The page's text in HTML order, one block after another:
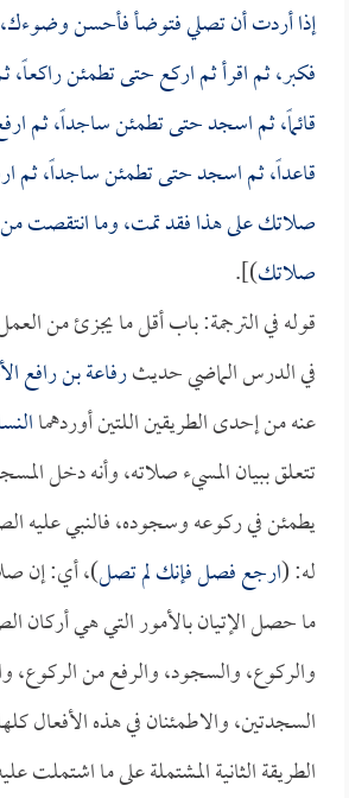
إذا أردت أن تصلي فتوضأ فأحسن وضوءك،
فكبر، ثم اقرأ ثم اركع حتى تطمئن
قائماً، ثم اسجد حتى تطمئن ساجداً، ثم
قاعداً، ثم اسجد حتى تطمئن ساجداً، ثم
صلاتك على هذا فقد تمت، وما انتقصت من
صلاتك)].
قوله في الترجمة: باب أقل ما يجزئ من
في الدرس الماضي حديثرفاعة بن رافع
عنه من إحدى الطريقين اللتين أوردهما
تتعلق ببيان المسيء صلاته، وأنه دخل
يطمئن في ركوعه وسجوده، فالنبي عليه
له: (ارجع فصل فإنك لم تصل)، أي: إن
ما حصل الإتيان بالأمور التي هي أركان
والركوع، والسجود، والرفع من الركوع،
السجدتين، والاطمئنان في هذه الأفعال
الطريقة الثانية المشتملة على ما اشتملت